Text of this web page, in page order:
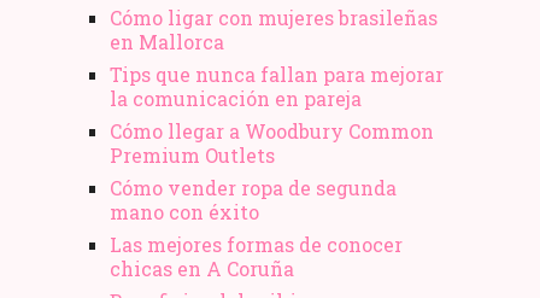
Cómo ligar con mujeres brasileñas
en Mallorca
Tips que nunca fallan para mejorar
la comunicación en pareja
Cómo llegar a Woodbury Common
Premium Outlets
Cómo vender ropa de segunda
mano​ con éxito
Las mejores formas de conocer
chicas en A Coruña